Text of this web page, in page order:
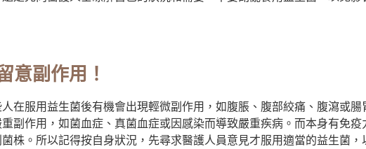
意副作用！
在服用益生菌後有機會出現輕微副作用，如腹脹、腹部絞痛、腹瀉或
副作用，如菌血症、真菌血症或因感染而導致嚴重疾病。而本身有免
株。所以記得按自身狀況，先尋求醫護人員意見才服用適當的益生菌，